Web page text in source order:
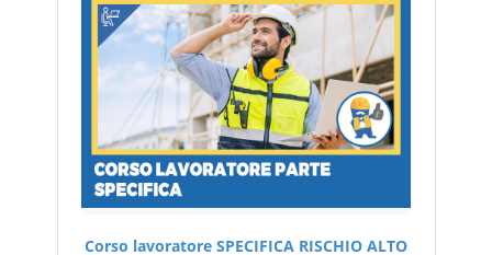
Corso lavoratore SPECIFICA RISCHIO ALTO